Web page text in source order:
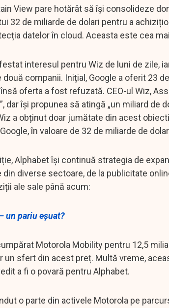
View pare hotărât să își consolideze
32 de miliarde de dolari pentru a
datelor în cloud. Aceasta este cea
interesul pentru Wiz de luni de zile,
companii. Inițial, Google a oferit 23
oferta a fost refuzată. CEO-ul Wiz,
dar își propunea să atingă „un miliard de
a obținut doar jumătate din acest
în valoare de 32 de miliarde de
Alphabet își continuă strategia de
diverse sectoare, de la publicitate
ale sale până acum:
un pariu eșuat?
Motorola Mobility pentru 12,5
un sfert din acest preț. Multă vreme,
a fi o povară pentru Alphabet.
o parte din activele Motorola pe